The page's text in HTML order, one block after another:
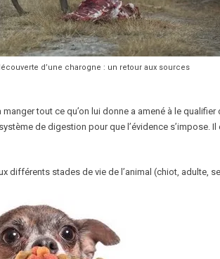
d’une charogne : un retour aux sources
tout ce qu’on lui donne a amené à le
de digestion pour que l’évidence s’impose.
différents stades de vie de l’animal (chiot, adulte,